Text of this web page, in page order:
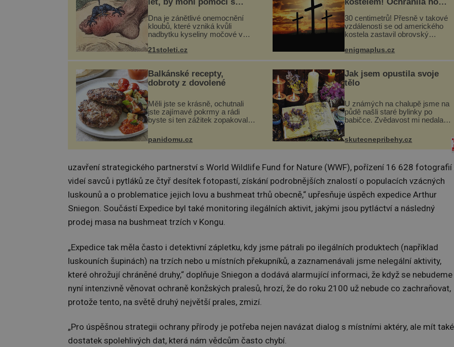
Dna je zánětlivé onemocnění
kloubů, které vzniká kvůli
nadbytku kyseliny močové v
ukládá v blízkosti kloubů,
nejčastěji přitom postihuje palce
21stoleti.cz
30 centimetrů! Přesně v takové
vzdálenosti se od amerického
kostela zastavil obrovský
květnu 2014 nečekaně odtrhl od
nedaleké skály při její demolici.
enigmaplus.cz
Balkánské recepty,
dobroty z dovolené
Měli jste se krásně, ochutnali
jste zajímavé pokrmy a rádi
byste si ten zážitek zopakovali?
(10 porcí) Možná jste ji ochutnali
na dovolené v bývalé Jugoslávii,
lze ji vi...
panidomu.cz
Jak jsem opustila svoje
tělo
U známých na chalupě jsme na
půdě našli staré bylinky po
babičce. Zvědavost mi nedala a
lektvar… Zimní pobyt na
chalupě se pro mě vlastní vinou
změnil v děsivý zážitek, na kt...
skutecnepribehy.cz
uzavření strategického partnerství s World Wildlife Fund for Nature (WWF), pořízení 16 628 fotografií
videí savců i pytláků ze čtyř desítek fotopastí, získání podrobnějších znalostí o populacích vzácných
luskounů a o problematice jejich lovu a bushmeat trhů obecně,“ upřesňuje úspěch expedice Arthur
Sniegon. Součástí Expedice byl také monitoring ilegálních aktivit, jakými jsou pytláctví a následný
prodej masa na bushmeat trzích v Kongu.
„Expedice tak měla často i detektivní zápletku, kdy jsme pátrali po ilegálních produktech (například
luskouních šupinách) na trzích nebo u místních překupníků, a zaznamenávali jsme nelegální aktivity,
které ohrožují chráněné druhy,“ doplňuje Sniegon a dodává alarmující informaci, že když se nebudeme
nyní intenzivně věnovat ochraně konžských pralesů, hrozí, že do roku 2100 už nebude co zachraňovat,
protože tento, na světě druhý největší prales, zmizí.
„Pro úspěšnou strategii ochrany přírody je potřeba nejen navázat dialog s místními aktéry, ale mít také
dostatek spolehlivých dat, která nám vědcům často chybí.